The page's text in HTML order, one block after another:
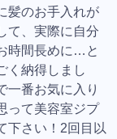
髪のお手入れが
て、実際に自分
時間長めに…と
く納得しまし
一番お気に入り
って美容室ジプ
下さい！2回目以